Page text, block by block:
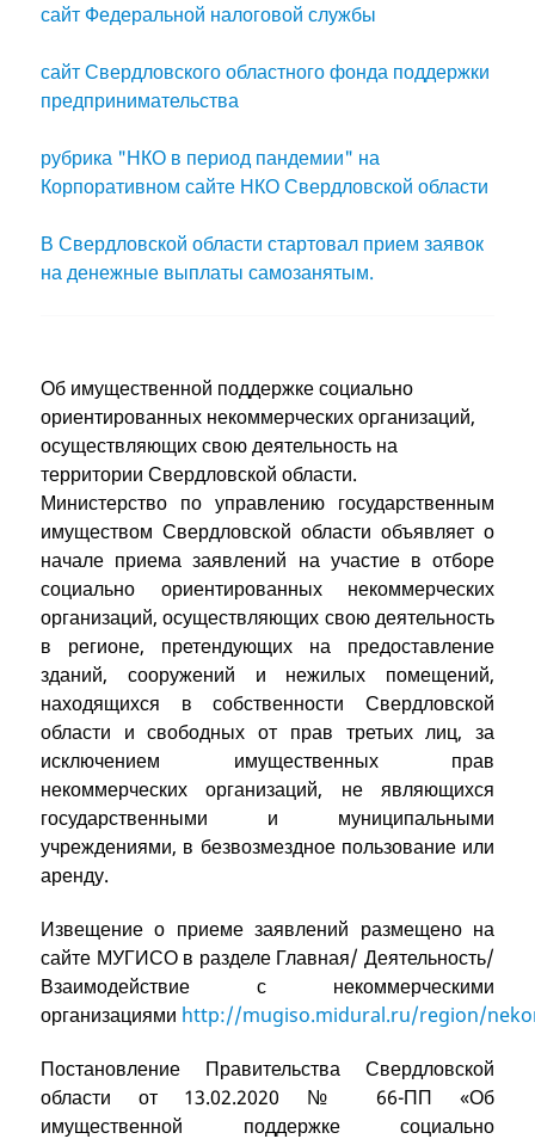
сайт Федеральной налоговой службы
сайт Свердловского областного фонда поддержки
предпринимательства
рубрика "НКО в период пандемии" на
Корпоративном сайте НКО Свердловской области
В Свердловской области стартовал прием заявок
на денежные выплаты самозанятым.
Об имущественной поддержке социально
ориентированных некоммерческих организаций,
осуществляющих свою деятельность на
территории Свердловской области.
Министерство по управлению государственным
имуществом Свердловской области объявляет о
начале приема заявлений на участие в отборе
социально ориентированных некоммерческих
организаций, осуществляющих свою деятельность
в регионе, претендующих на предоставление
зданий, сооружений и нежилых помещений,
находящихся в собственности Свердловской
области и свободных от прав третьих лиц, за
исключением имущественных прав
некоммерческих организаций, не являющихся
государственными и муниципальными
учреждениями, в безвозмездное пользование или
аренду.
Извещение о приеме заявлений размещено на
сайте МУГИСО в разделе Главная/ Деятельность/
Взаимодействие с некоммерческими
организациями http://mugiso.midural.ru/region/
Постановление Правительства Свердловской
области от 13.02.2020 № 66-ПП «Об
имущественной поддержке социально